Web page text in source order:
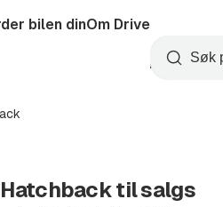
Startside
bilen dinOm Drive
Opprett
konto
Søk
til salgs